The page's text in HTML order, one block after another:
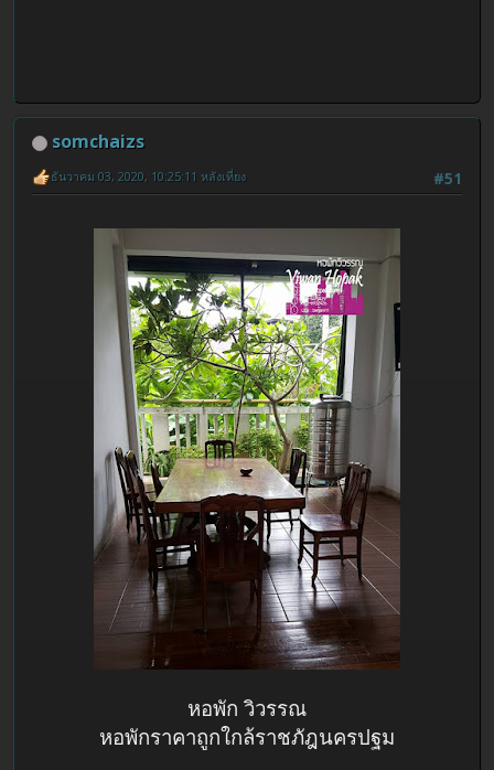
somchaizs
#51
ธันวาคม 03, 2020, 10:25:11 หลังเที่ยง
หอพัก วิวรรณ
หอพักราคาถูกใกล้ราชภัฎนครปฐม